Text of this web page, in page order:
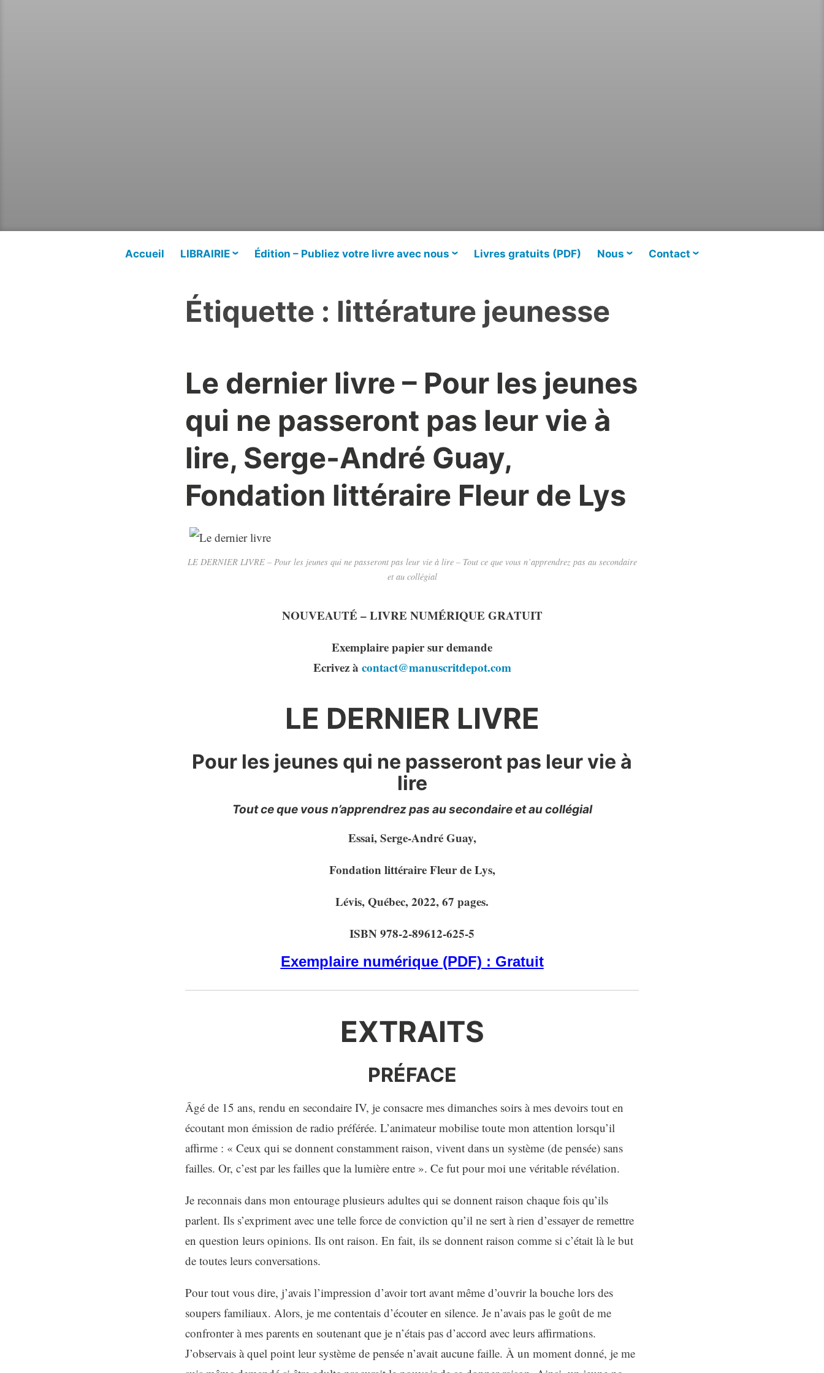
Accueil LIBRAIRIE Édition – Publiez votre livre avec nous Livres gratuits (PDF) Nous Contact
Étiquette : littérature jeunesse
Le dernier livre – Pour les jeunes
qui ne passeront pas leur vie à
lire, Serge-André Guay,
Fondation littéraire Fleur de Lys
LE DERNIER LIVRE – Pour les jeunes qui ne passeront pas leur vie à lire – Tout ce que vous n’apprendrez pas au secondaire
et au collégial
NOUVEAUTÉ – LIVRE NUMÉRIQUE GRATUIT
Exemplaire papier sur demande
Ecrivez à contact@manuscritdepot.com
LE DERNIER LIVRE
Pour les jeunes qui ne passeront pas leur vie à
lire
Tout ce que vous n’apprendrez pas au secondaire et au collégial
Essai, Serge-André Guay,
Fondation littéraire Fleur de Lys,
Lévis, Québec, 2022, 67 pages.
ISBN 978-2-89612-625-5
Exemplaire numérique (PDF) : Gratuit
EXTRAITS
PRÉFACE
Âgé de 15 ans, rendu en secondaire IV, je consacre mes dimanches soirs à mes devoirs tout en
écoutant mon émission de radio préférée. L’animateur mobilise toute mon attention lorsqu’il
affirme : « Ceux qui se donnent constamment raison, vivent dans un système (de pensée) sans
failles. Or, c’est par les failles que la lumière entre ». Ce fut pour moi une véritable révélation.
Je reconnais dans mon entourage plusieurs adultes qui se donnent raison chaque fois qu’ils
parlent. Ils s’expriment avec une telle force de conviction qu’il ne sert à rien d’essayer de remettre
en question leurs opinions. Ils ont raison. En fait, ils se donnent raison comme si c’était là le but
de toutes leurs conversations.
Pour tout vous dire, j’avais l’impression d’avoir tort avant même d’ouvrir la bouche lors des
soupers familiaux. Alors, je me contentais d’écouter en silence. Je n’avais pas le goût de me
confronter à mes parents en soutenant que je n’étais pas d’accord avec leurs affirmations.
J’observais à quel point leur système de pensée n’avait aucune faille. À un moment donné, je me